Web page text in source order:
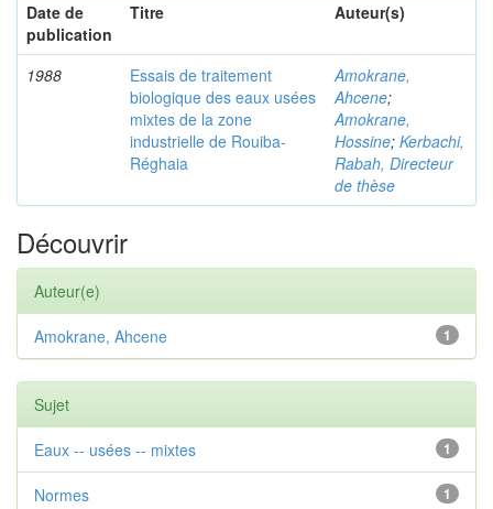
Date de
publication
Titre Auteur(s)
1988
Essais de traitement
biologique des eaux usées
mixtes de la zone
industrielle de Rouiba-
Réghaia
Amokrane,
Ahcene;
Amokrane,
Hossine; Kerbachi,
Rabah, Directeur
de thèse
Découvrir
Auteur(e)
1
Amokrane, Ahcene
Sujet
1
Eaux -- usées -- mixtes
1
Normes